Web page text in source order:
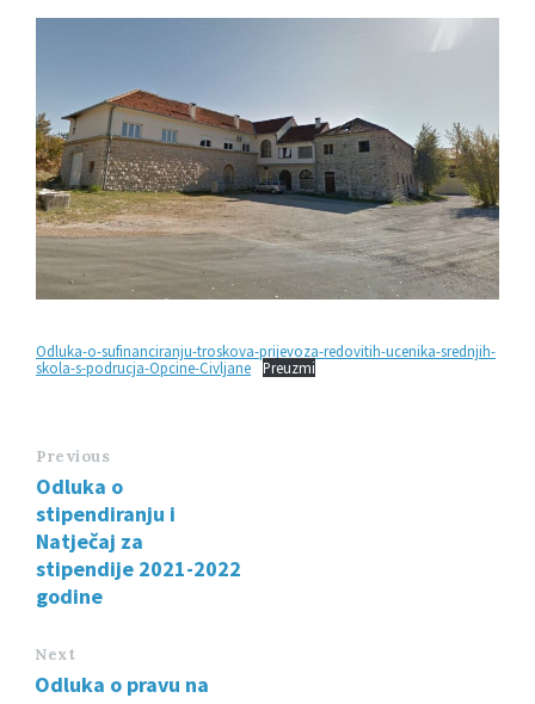
Odluka-o-sufinanciranju-troskova-prijevoza-redovitih-ucenika-srednjih-
skola-s-podrucja-Opcine-Civljane
Preuzmi
Previous
Odluka o
stipendiranju i
Natječaj za
stipendije 2021-2022
godine
Next
Odluka o pravu na